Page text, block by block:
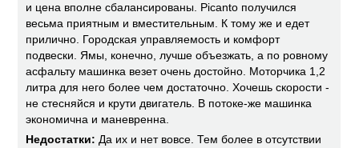
и цена вполне сбалансированы. Picanto получился
весьма приятным и вместительным. К тому же и едет
прилично. Городская управляемость и комфорт
подвески. Ямы, конечно, лучше объезжать, а по ровному
асфальту машинка везет очень достойно. Моторчика 1,2
литра для него более чем достаточно. Хочешь скорости -
не стесняйся и крути двигатель. В потоке-же машинка
экономична и маневренна.
Недостатки: Да их и нет вовсе. Тем более в отсутствии